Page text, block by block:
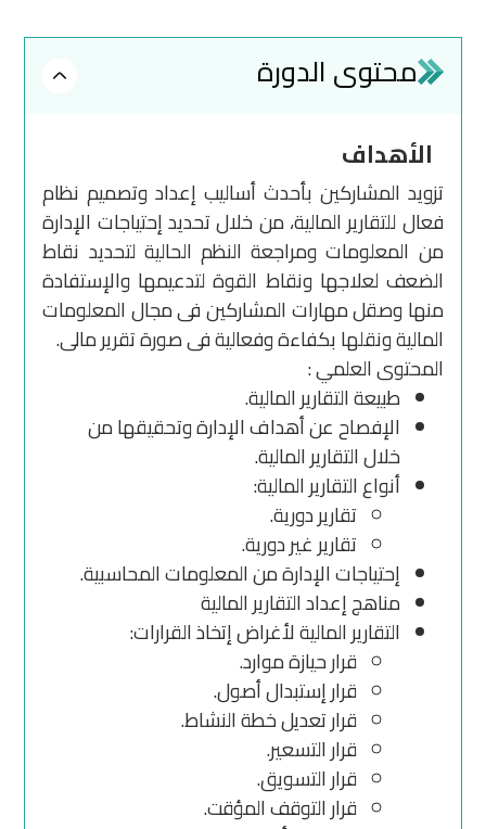
محتوى الدورة
الأهداف
تزويد المشاركين بأحدث أساليب إعداد وتصميم نظام
فعال للتقارير المالية، من خلال تحديد إحتياجات الإدارة
من المعلومات ومراجعة النظم الحالية لتحديد نقاط
الضعف لعلاجها ونقاط القوة لتدعيمها والإستفادة
منها وصقل مهارات المشاركين فى مجال المعلومات
المالية ونقلها بكفاءة وفعالية فى صورة تقرير مالى.
المحتوى العلمي :
طبيعة التقارير المالية.
الإفصاح عن أهداف الإدارة وتحقيقها من
خلال التقارير المالية.
أنواع التقارير المالية:
تقارير دورية.
تقارير غير دورية.
إحتياجات الإدارة من المعلومات المحاسبية.
مناهج إعداد التقارير المالية
التقارير المالية لأغراض إتخاذ القرارات:
قرار حيازة موارد.
قرار إستبدال أصول.
قرار تعديل خطة النشاط.
قرار التسعير.
قرار التسويق.
قرار التوقف المؤقت.